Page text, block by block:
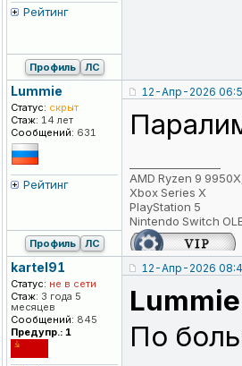
Рейтинг
Профиль ЛС
Lummie
Статус: скрыт
Стаж: 14 лет
Сообщений: 631
Рейтинг
12-Апр-2026
AMD Ryzen 9
Xbox Series X
PlayStation 5
Nintendo Switch
Профиль ЛС
kartel91
Статус: не в сети
Стаж: 3 года 5
месяцев
Сообщений: 845
Предупр.: 1
12-Апр-2026
Lummie
По